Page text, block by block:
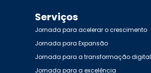
Serviços
Jornada para acelerar o crescimento
Jornada para Expansão
Jornada para a transformação digital
Jornada para a excelência